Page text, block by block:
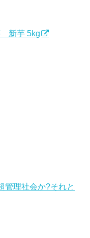
新芋 5kg
管理社会か?それと